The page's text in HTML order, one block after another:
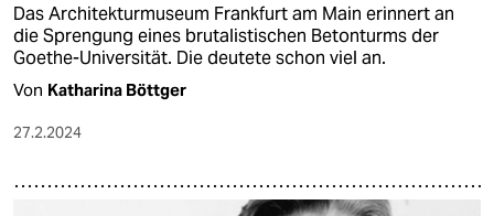
Das Architekturmuseum Frankfurt am Main erinnert an
die Sprengung eines brutalistischen Betonturms der
Goethe-Universität. Die deutete schon viel an.
Von Katharina Böttger
27.2.2024